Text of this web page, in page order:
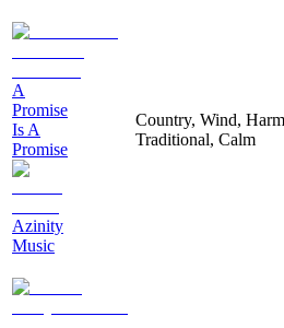
A
Promise
Is A
Promise
Azinity
Music
Country, Wind,
Traditional, Calm